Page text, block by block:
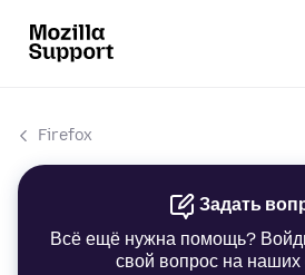
Firefox
Задать
Всё ещё нужна помощь?
свой вопрос на